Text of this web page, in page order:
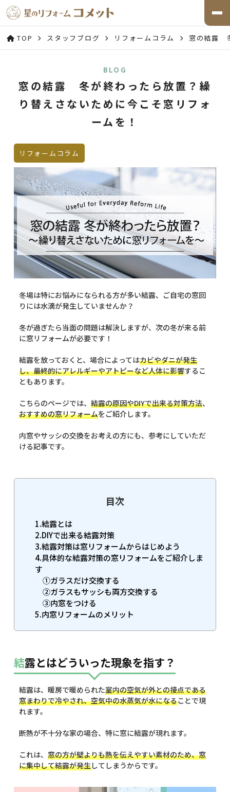
TOP スタッフブログ リフォームコラム 窓の結露
BLOG
窓の結露 冬が終わったら放置？繰
り替えさないために今こそ窓リフォ
ームを！
リフォームコラム
冬場は特にお悩みになられる方が多い結露、ご自宅の窓回
りには水滴が発生していませんか？
冬が過ぎたら当面の問題は解決しますが、次の冬が来る前
に窓リフォームが必要です！
結露を放っておくと、場合によってはカビやダニが発生
し、最終的にアレルギーやアトピーなど人体に影響するこ
ともあります。
こちらのページでは、 結露の原因やDIYで出来る対策方法、
おすすめの窓リフォームをご紹介します。
内窓やサッシの交換をお考えの方にも、参考にしていただ
ける記事です。
目次
1.結露とは
2.DIYで出来る結露対策
3.結露対策は窓リフォームからはじめよう
4.具体的な結露対策の窓リフォームをご紹介しま
す
①ガラスだけ交換する
②ガラスもサッシも両方交換する
③内窓をつける
5.内窓リフォームのメリット
結露とはどういった現象を指す？
結露は、暖房で暖められた室内の空気が外との接点である
窓まわりで冷やされ、空気中の水蒸気が水になることで現
れます。
断熱が不十分な家の場合、特に窓に結露が現れます。
これは、 窓の方が壁よりも熱を伝えやすい素材のため、窓
に集中して結露が発生してしまうからです。